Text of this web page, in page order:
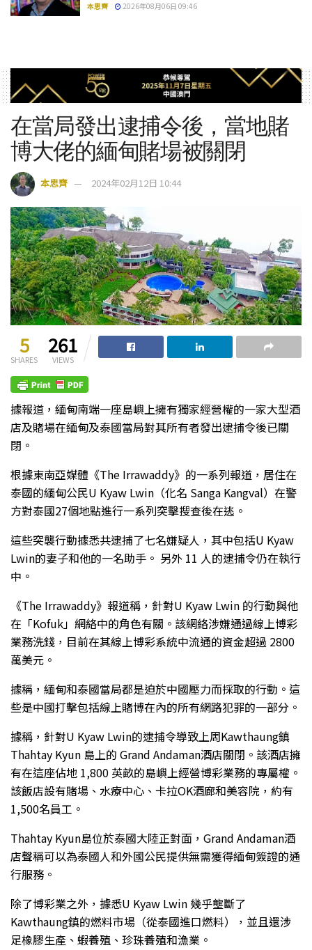
本思齊 2026年08月06日 09:46
在當局發出逮捕令後，當地賭
博大佬的緬甸賭場被關閉
本思齊 2024年02月12日 10:44
5
SHARES
261
VIEWS
據報道，緬甸南端一座島嶼上擁有獨家經營權的一家大型酒
店及賭場在緬甸及泰國當局對其所有者發出逮捕令後已關
閉。
根據東南亞媒體《The Irrawaddy》的一系列報道，居住在
泰國的緬甸公民U Kyaw Lwin（化名 Sanga Kangval）在警
方對泰國27個地點進行一系列突擊搜查後在逃。
這些突襲行動據悉共逮捕了七名嫌疑人，其中包括U Kyaw
Lwin的妻子和他的一名助手。 另外 11 人的逮捕令仍在執行
中。
《The Irrawaddy》報道稱，針對U Kyaw Lwin 的行動與他
在「Kofuk」網絡中的角色有關。該網絡涉嫌通過線上博彩
業務洗錢，目前在其線上博彩系統中流通的資金超過 2800
萬美元。
據稱，緬甸和泰國當局都是迫於中國壓力而採取的行動。這
些是中國打擊包括線上賭博在內的所有網路犯罪的一部分。
據稱，針對U Kyaw Lwin的逮捕令導致上​​周Kawthaung鎮
Thahtay Kyun 島上的 Grand Andaman酒店關閉。該酒店擁
有在這座佔地 1,800 英畝的島嶼上經營博彩業務的專屬權。
該飯店設有賭場、水療中心、卡拉OK酒廊和美容院，約有
1,500名員工。
Thahtay Kyun島位於泰國大陸正對面，Grand Andaman酒
店聲稱可以為泰國人和外國公民提供無需獲得緬甸簽證的​​通
行服務。
除了博彩業之外，據悉U Kyaw Lwin 幾乎壟斷了
Kawthaung鎮的燃料市場（從泰國進口燃料），並且還涉
足橡膠生產、蝦養殖、珍珠養殖和漁業。